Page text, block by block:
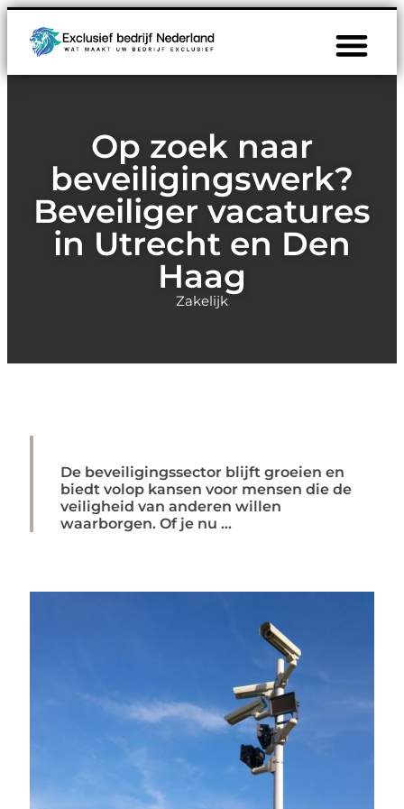
Op zoek naar
beveiligingswerk?
Beveiliger vacatures
in Utrecht en Den
Haag
Zakelijk
De beveiligingssector blijft groeien en
biedt volop kansen voor mensen die de
veiligheid van anderen willen
waarborgen. Of je nu ...